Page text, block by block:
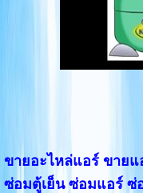
ขายอะไหล่แอร์ ขายแ
ซ่อมตู้เย็น ซ่อมแอร์ ซ่